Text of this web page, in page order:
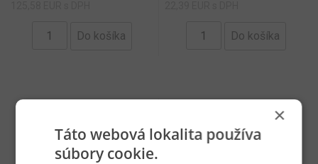
×
Táto webová lokalita používa
súbory cookie.